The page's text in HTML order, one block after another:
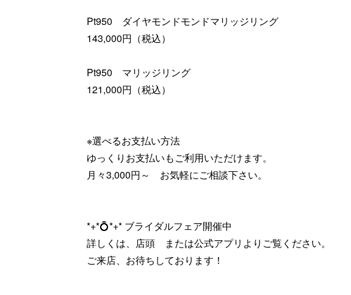
Pt950 ダイヤモンドモンドマリッジリング
143,000円（税込）
Pt950 マリッジリング
121,000円（税込）
※選べるお支払い方法
ゆっくりお支払いもご利用いただけます。
月々3,000円～ お気軽にご相談下さい。
*+*💍*+* ブライダルフェア開催中
詳しくは、店頭 または公式アプリよりご覧ください。
ご来店、お待ちしております！